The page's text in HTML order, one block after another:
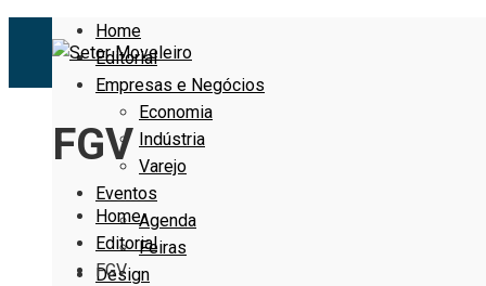
Home
Editorial
Empresas e Negócios
Economia
Indústria
Varejo
Eventos
Agenda
Feiras
Design
FGV
Home
Editorial
FGV